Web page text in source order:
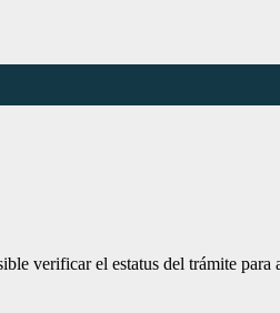
verificar el estatus del trámite